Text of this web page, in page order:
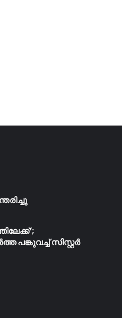
പങ്കുവച്ച് സിസ്റ്റർ